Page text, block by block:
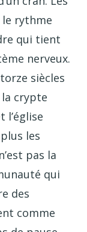
rythme
qui tient
nerveux.
siècles
crypte
l’église
les
pas la
qui
des
comme